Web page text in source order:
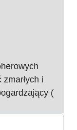
i
(